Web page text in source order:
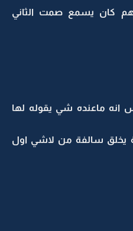
كان يسمع صمت الثاني
ماعنده شي يقوله لها
يخلق سالفة من لاشي اول